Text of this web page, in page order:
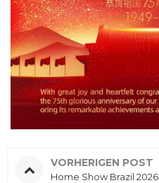
VORHERIGEN POST
Home Show Brazil 2026